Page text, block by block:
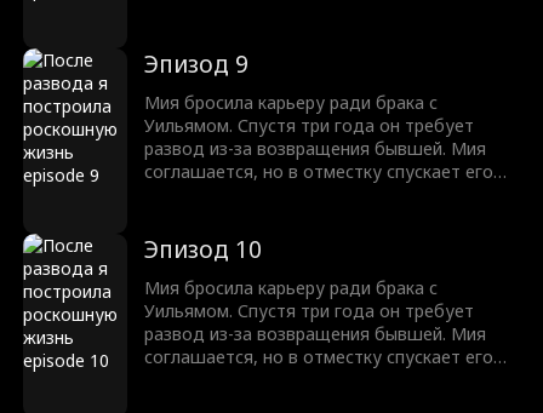
Когда Уильям требует от нее уволиться,
она пускает слух о его домогательствах. В
ходе этих баталий он осознает свои
истинные чувства и решает во что бы то ни
стало вернуть жену!
Эпизод 9
Мия бросила карьеру ради брака с
Уильямом. Спустя три года он требует
развод из-за возвращения бывшей. Мия
соглашается, но в отместку спускает его
Когда Уильям требует от нее уволиться,
она пускает слух о его домогательствах. В
ходе этих баталий он осознает свои
истинные чувства и решает во что бы то ни
стало вернуть жену!
Эпизод 10
Мия бросила карьеру ради брака с
Уильямом. Спустя три года он требует
развод из-за возвращения бывшей. Мия
соглашается, но в отместку спускает его